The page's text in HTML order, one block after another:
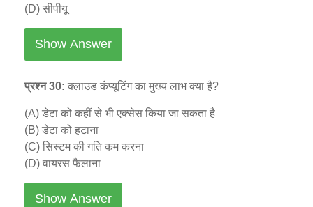
(D) सीपीयू
Show Answer
प्रश्न 30: क्लाउड कंप्यूटिंग का मुख्य लाभ क्या है?
(A) डेटा को कहीं से भी एक्सेस किया जा सकता है
(B) डेटा को हटाना
(C) सिस्टम की गति कम करना
(D) वायरस फैलाना
Show Answer